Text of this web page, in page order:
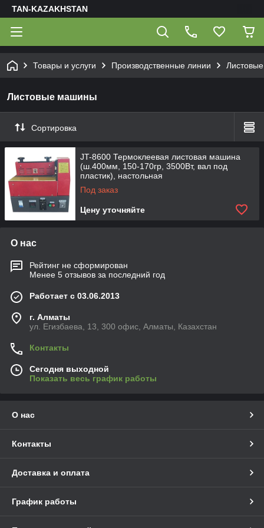
TAN-KAZAKHSTAN
Товары и услуги Производственные линии
Листовые машины
Сортировка
JT-8600 Термоклеевая листовая машина
(ш.400мм, 150-170гр, 3500Вт, вал под
пластик), настольная
Под заказ
Цену уточняйте
О нас
Рейтинг не сформирован
Менее 5 отзывов за последний год
Работает с 03.06.2013
г. Алматы
ул. Егизбаева, 13, 300 офис, Алматы, Казахстан
Контакты
Сегодня выходной
Показать весь график работы
О нас
Контакты
Доставка и оплата
График работы